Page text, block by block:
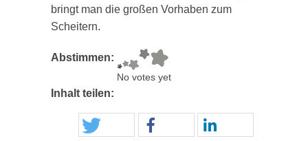
bringt man die großen Vorhaben zum
Scheitern.
Abstimmen:
No votes yet
Inhalt teilen: